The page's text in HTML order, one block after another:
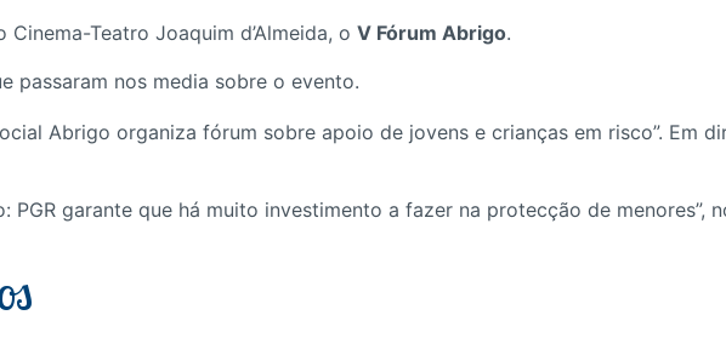
Teatro Joaquim d’Almeida, o V Fórum Abrigo.
passaram nos media sobre o evento.
Abrigo organiza fórum sobre apoio de jovens e crianças em risco”. Em
PGR garante que há muito investimento a fazer na protecção de menores”,